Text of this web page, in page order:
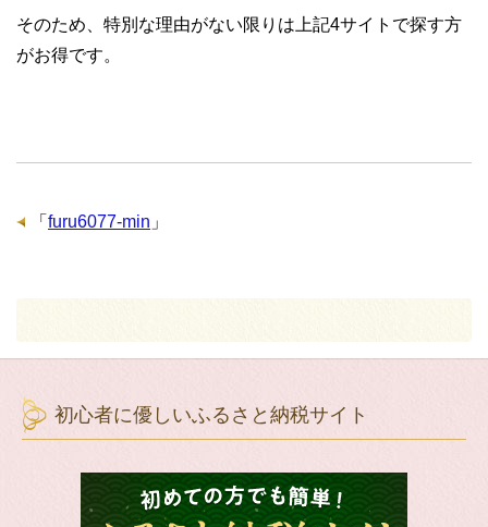
そのため、特別な理由がない限りは上記4サイトで探す方
がお得です。
「 furu6077-min 」
初心者に優しいふるさと納税サイト